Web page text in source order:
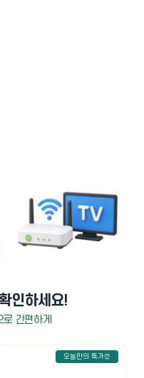
인하세요!
간편하게
오늘만의 특가⏰